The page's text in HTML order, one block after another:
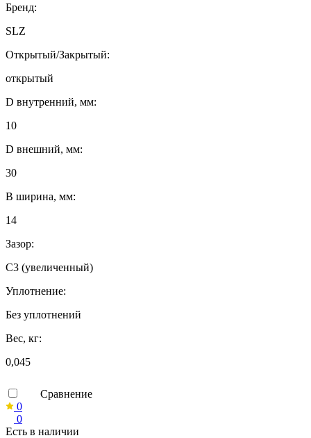
Бренд:
SLZ
Открытый/Закрытый:
открытый
D внутренний, мм:
10
D внешний, мм:
30
B ширина, мм:
14
Зазор:
C3 (увеличенный)
Уплотнение:
Без уплотнений
Вес, кг:
0,045
Сравнение
0
0
Есть в наличии